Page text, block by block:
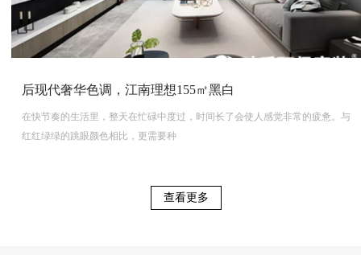
后现代奢华色调，江南理想155㎡黑白
在快节奏的生活里，整天在忙碌中度过，时间长了会使人感觉非常的疲惫。与
红红绿绿的跳眼颜色相比，更需要种
查看更多